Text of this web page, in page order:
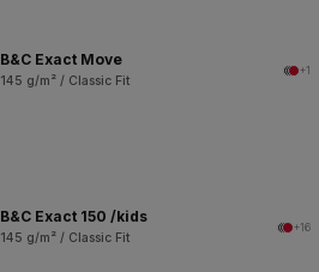
B&C Exact Move
145 g/m² / Classic Fit
+1
B&C Exact 150 /kids
145 g/m² / Classic Fit
+16